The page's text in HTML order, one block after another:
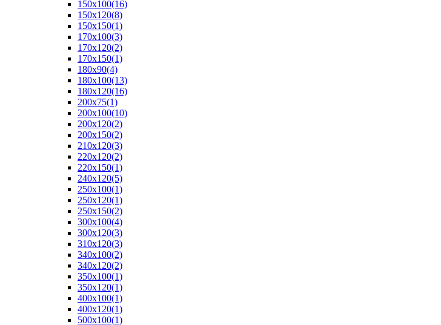
150х100(16)
150х120(8)
150х150(1)
170х100(3)
170х120(2)
170х150(1)
180х90(4)
180х100(13)
180х120(16)
200х75(1)
200х100(10)
200х120(2)
200х150(2)
210х120(3)
220х120(2)
220х150(1)
240х120(5)
250х100(1)
250х120(1)
250х150(2)
300х100(4)
300х120(3)
310х120(3)
340х100(2)
340х120(2)
350х100(1)
350х120(1)
400х100(1)
400х120(1)
500х100(1)